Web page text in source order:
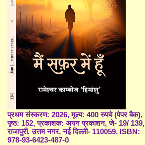
प्रथम संस्करण: 2026, मूल्य: 400 रुपये (पेपर बैक),
पृष्ठ: 152, प्रकाशक: अयन प्रकाशन, जे- 19/ 139,
राजापुरी, उत्तम नगर, नई दिल्ली- 110059, ISBN:
978-93-6423-487-0